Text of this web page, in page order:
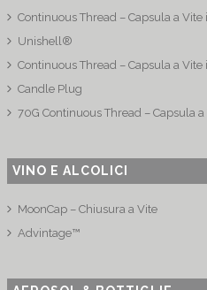
Continuous Thread – Capsula a
Unishell®
Continuous Thread – Capsula a
Candle Plug
70G Continuous Thread – Capsula a
VINO E ALCOLICI
MoonCap – Chiusura a Vite
Advintage™